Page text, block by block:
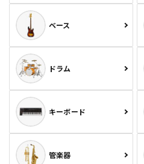
ベース
ドラム
キーボード
管楽器